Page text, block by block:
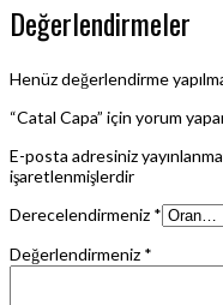
Değerlendirmeler
Henüz değerlendirme
“Catal Capa” için yorum
E-posta adresiniz
işaretlenmişlerdir
Derecelendirmeniz *
Değerlendirmeniz *